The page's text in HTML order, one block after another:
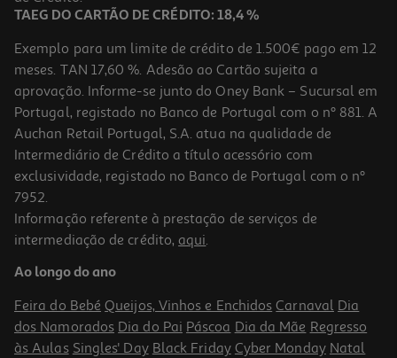
TAEG DO CARTÃO DE CRÉDITO: 18,4 %
Exemplo para um limite de crédito de 1.500€ pago em 12
meses. TAN 17,60 %. Adesão ao Cartão sujeita a
aprovação. Informe-se junto do Oney Bank – Sucursal em
Portugal, registado no Banco de Portugal com o nº 881. A
Auchan Retail Portugal, S.A. atua na qualidade de
Intermediário de Crédito a título acessório com
exclusividade, registado no Banco de Portugal com o nº
7952.
Informação referente à prestação de serviços de
intermediação de crédito, aqui.
Ao longo do ano
Feira do Bebé Queijos, Vinhos e Enchidos Carnaval Dia
dos Namorados Dia do Pai Páscoa Dia da Mãe Regresso
às Aulas Singles' Day Black Friday Cyber Monday Natal